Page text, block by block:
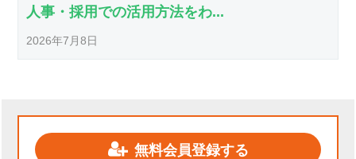
人事・採用での活用方法をわ...
2026年7月8日
無料会員登録する